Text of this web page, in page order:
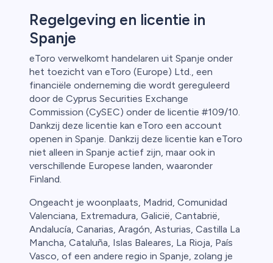
Regelgeving en licentie in
Spanje
eToro verwelkomt handelaren uit Spanje onder
het toezicht van eToro (Europe) Ltd., een
financiële onderneming die wordt gereguleerd
door de Cyprus Securities Exchange
Commission (CySEC) onder de licentie #109/10.
Dankzij deze licentie kan eToro een account
openen in Spanje. Dankzij deze licentie kan eToro
niet alleen in Spanje actief zijn, maar ook in
verschillende Europese landen, waaronder
Finland.
Ongeacht je woonplaats, Madrid, Comunidad
Valenciana, Extremadura, Galicië, Cantabrië,
Andalucía, Canarias, Aragón, Asturias, Castilla La
Mancha, Cataluña, Islas Baleares, La Rioja, País
Vasco, of een andere regio in Spanje, zolang je